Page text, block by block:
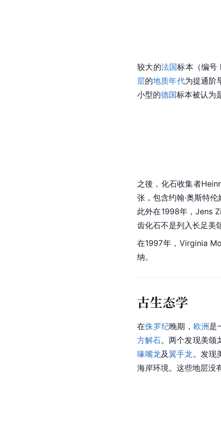
较大的法国标本（编号
层的地质年代为提通阶
小型的德国标本被认为
之後，化石收集者
张，包含约翰·奥斯特
此外在1998年，Jens
齿化石不是列入长足美
在1997年，Virginia
纳。
古生态学
在侏罗纪晚期， 欧洲 是
方解石。两个发现美颌
喙嘴龙及翼手龙。发现
海岸环境。这些地层没